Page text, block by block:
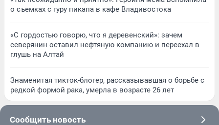
о съемках с гуру пикапа в кафе Владивостока
«С гордостью говорю, что я деревенский»: зачем
северянин оставил нефтяную компанию и переехал в
глушь на Алтай
Знаменитая тикток-блогер, рассказывавшая о борьбе с
редкой формой рака, умерла в возрасте 26 лет
Сообщить новость